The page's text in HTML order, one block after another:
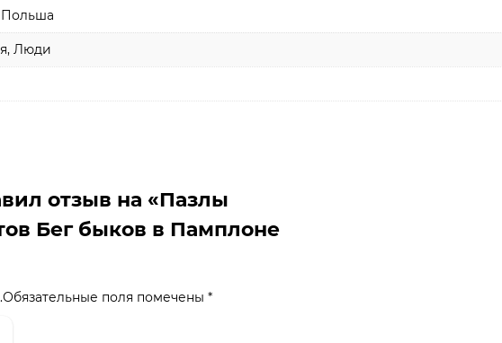
Польша
Люди
отзыв на «Пазлы
Бег быков в Памплоне
Обязательные поля помечены *